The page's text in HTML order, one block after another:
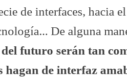
de interfaces, hacia
De alguna
futuro serán tan
hagan de interfaz